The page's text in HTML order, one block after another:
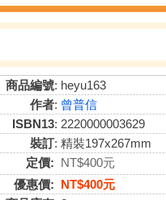
商品編號: heyu163
作者: 曾普信
ISBN13: 2220000003629
裝訂: 精裝197x267mm
定價: NT$400元
優惠價: NT$400元